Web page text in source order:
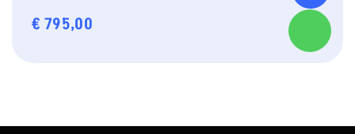
€ 795,00